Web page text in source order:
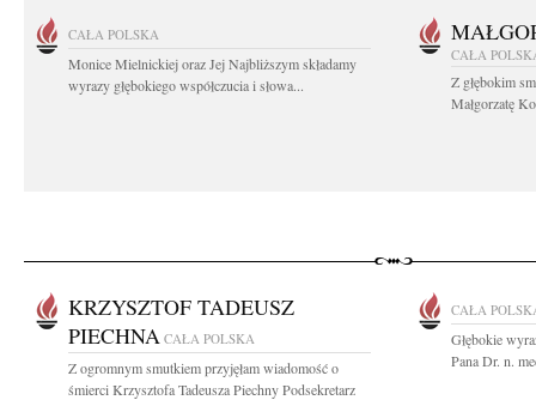
CAŁA POLSKA
Monice Mielnickiej oraz Jej Najbliższym składamy
wyrazy głębokiego współczucia i słowa...
CAŁA
Z głębokim
Małgorzatę
KRZYSZTOF TADEUSZ
PIECHNA CAŁA POLSKA
Z ogromnym smutkiem przyjęłam wiadomość o
śmierci Krzysztofa Tadeusza Piechny Podsekretarz
CAŁA
Głębokie
Pana Dr. n.